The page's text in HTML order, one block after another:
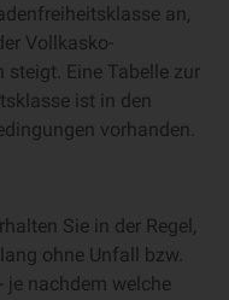
an,
Vollkasko-
steigt. Eine Tabelle zur
ist in den
vorhanden.
Sie in der Regel,
ohne Unfall bzw.
je nachdem welche